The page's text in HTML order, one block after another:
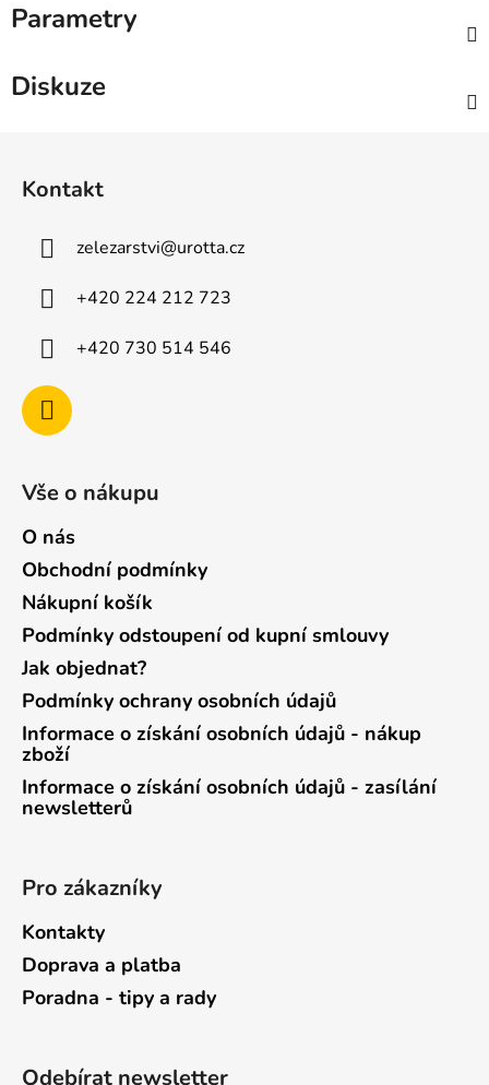
Parametry
Diskuze
Kontakt
zelezarstvi@urotta.cz
+420 224 212 723
+420 730 514 546
Vše o nákupu
O nás
Obchodní podmínky
Nákupní košík
Podmínky odstoupení od kupní smlouvy
Jak objednat?
Podmínky ochrany osobních údajů
Informace o získání osobních údajů - nákup
zboží
Informace o získání osobních údajů - zasílání
newsletterů
Pro zákazníky
Kontakty
Doprava a platba
Poradna - tipy a rady
Odebírat newsletter